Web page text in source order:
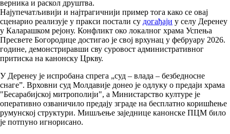
верника и раскол друштва.
Најупечатљивији и најтрагичнији пример тога како се овај
сценарио реализује у пракси постали су догађаји у селу Деренеу
у Каларашком рејону. Конфликт око локалног храма Успења
Пресвете Богородице достигао је свој врхунац у фебруару 2026.
године, демонстриравши сву суровост административног
притиска на канонску Цркву.
У Деренеу је испробана спрега „суд – влада – безбедносне
снаге”. Врховни суд Молдавије донео је одлуку о предаји храма
"Бесарабијској митрополији", а Министарство културе је
оперативно озваничило предају зграде на бесплатно коришћење
румунској структури. Мишљење заједнице канонске ПЦМ било
је потпуно игнорисано.